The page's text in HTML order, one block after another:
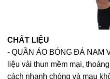
CHẤT LIỆU
- QUẦN ÁO BÓNG ĐÁ NAM
liệu vải thun mềm mại,
cách nhanh chóng và mau